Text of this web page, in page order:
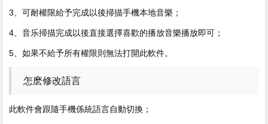
3、可耐權限給予完成以後掃描手機本地音樂；
4、音乐掃描完成以後直接選擇喜歡的播放音樂播放即可；
5、如果不給予所有權限則無法打開此軟件。
怎麽修改語言
此軟件會跟隨手機係統語言自動切換；